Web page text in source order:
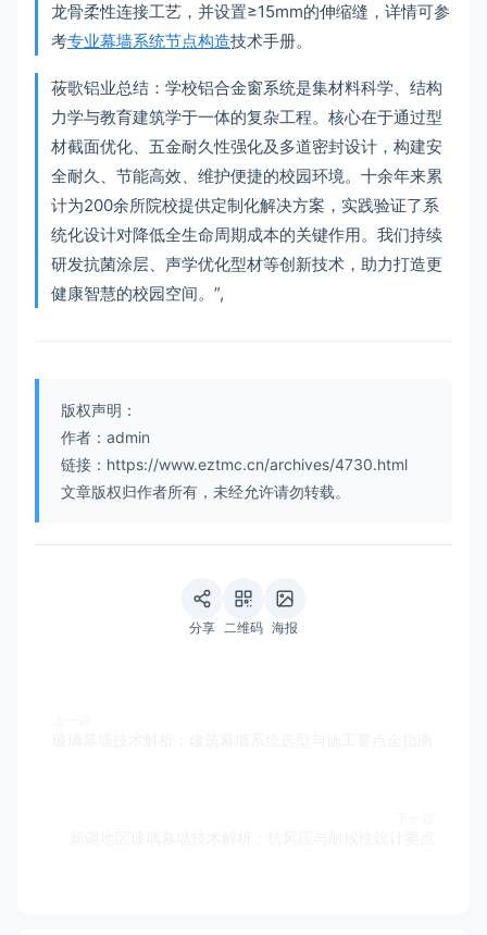
龙骨柔性连接工艺，并设置≥15mm的伸缩缝，详情可参
考专业幕墙系统节点构造技术手册。
莜歌铝业总结：学校铝合金窗系统是集材料科学、结构
力学与教育建筑学于一体的复杂工程。核心在于通过型
材截面优化、五金耐久性强化及多道密封设计，构建安
全耐久、节能高效、维护便捷的校园环境。十余年来累
计为200余所院校提供定制化解决方案，实践验证了系
统化设计对降低全生命周期成本的关键作用。我们持续
研发抗菌涂层、声学优化型材等创新技术，助力打造更
健康智慧的校园空间。”,
版权声明：
作者：admin
链接：https://www.eztmc.cn/archives/4730.html
文章版权归作者所有，未经允许请勿转载。
分享 二维码 海报